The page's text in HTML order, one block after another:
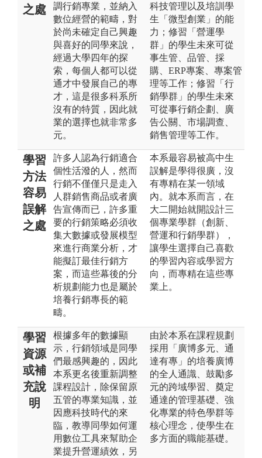
之處
調行銷專業，並納入
數位經營的範疇，對
於尚未確定自己興趣
與喜好的同學來說，
經過大學四年的探
索，每個人都可以從
通才中發展自己的專
才，這是很多科系所
沒有的特質，因此就
業的選擇也就非常多
元。
科技管理以及培訓學
生「微型創業」的能
力；修習「營運學
群」的學生未來可從
事生管、品管、採
購、ERP專案、專案管
理等工作；修習「行
銷學群」的學生未來
可從事行銷企劃、廣
告公關、市場調查、
銷售管理等工作。
學習
方法
容易
誤解
之處
許多人認為行銷適合
個性活潑的人，然而
行銷不僅僅只是走入
人群銷售商品或者廣
告宣傳而已，許多重
要的行銷策略必須收
集大數據或發展模型
來進行商業分析，才
能擬訂最佳行銷方
案，而這些幕後的分
析規劃能力也是屬於
培養行銷專長的範
疇。
本系最容易被高中生
誤解是學得很廣，沒
有專精在某一領域
內。就本系而言，在
大二開始就開設計三
個專業學群（創新、
營運和行銷學群），
讓學生選擇自己喜歡
的學習內容或學習方
向，而專精在這些專
業上。
學習
資源
或補
充說
明
根據多年的數據顯
示，行銷領域是同學
們最感興趣的，因此
本系更名後重新調整
課程設計，除保留原
五管的專業知識，並
因應科技時代的來
臨，教導同學如何運
用數位工具來幫助企
業提升營運績效，另
由於本系在課程規劃
採用「廣博多元、通
達有專」的培養廣博
的全人通識、鼓勵多
元的跨域學習、奠定
通達的管理基礎、強
化專業的特色學群等
核心理念，使學生在
多方面的職能基礎。